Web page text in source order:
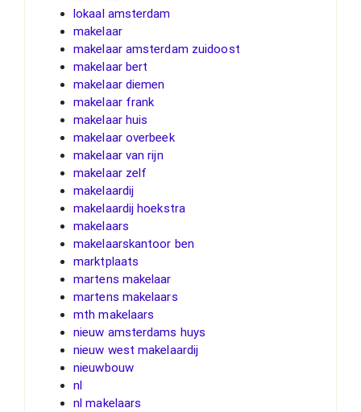
lokaal amsterdam
makelaar
makelaar amsterdam zuidoost
makelaar bert
makelaar diemen
makelaar frank
makelaar huis
makelaar overbeek
makelaar van rijn
makelaar zelf
makelaardij
makelaardij hoekstra
makelaars
makelaarskantoor ben
marktplaats
martens makelaar
martens makelaars
mth makelaars
nieuw amsterdams huys
nieuw west makelaardij
nieuwbouw
nl
nl makelaars